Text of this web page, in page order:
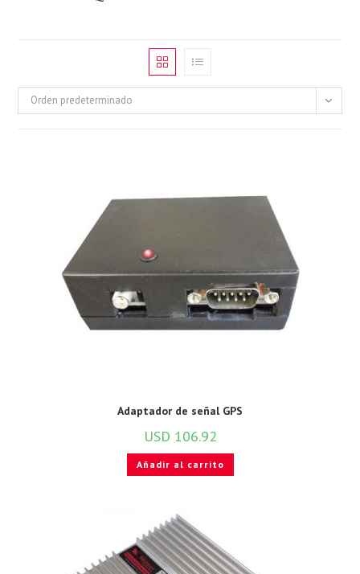
Orden predeterminado
Adaptador de señal GPS
USD 106.92
Añadir al carrito